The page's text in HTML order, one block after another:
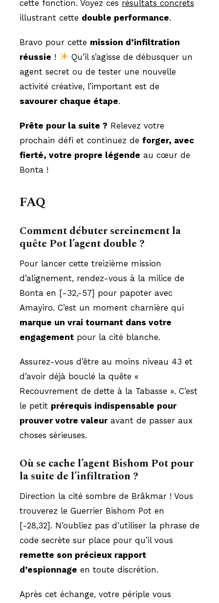
cette fonction. Voyez ces résultats concrets
illustrant cette double performance.
Bravo pour cette mission d’infiltration
réussie !
Qu’il s’agisse de débusquer un
agent secret ou de tester une nouvelle
activité créative, l’important est de
savourer chaque étape.
Prête pour la suite ? Relevez votre
prochain défi et continuez de forger, avec
fierté, votre propre légende au cœur de
Bonta !
FAQ
Comment débuter sereinement la
quête Pot l’agent double ?
Pour lancer cette treizième mission
d’alignement, rendez-vous à la milice de
Bonta en [-32,-57] pour papoter avec
Amayiro. C’est un moment charnière qui
marque un vrai tournant dans votre
engagement pour la cité blanche.
Assurez-vous d’être au moins niveau 43 et
d’avoir déjà bouclé la quête «
Recouvrement de dette à la Tabasse ». C’est
le petit prérequis indispensable pour
prouver votre valeuravant de passer aux
choses sérieuses.
Où se cache l’agent Bishom Pot pour
la suite de l’infiltration ?
Direction la cité sombre de Brâkmar ! Vous
trouverez le Guerrier Bishom Pot en
[-28,32]. N’oubliez pas d’utiliser la phrase de
code secrète sur place pour qu’il vous
remette son précieux rapport
d’espionnage en toute discrétion.
Après cet échange, votre périple vous